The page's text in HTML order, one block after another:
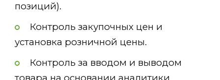
позиций).
Контроль закупочных цен и
установка розничной цены.
Контроль за вводом и выводом